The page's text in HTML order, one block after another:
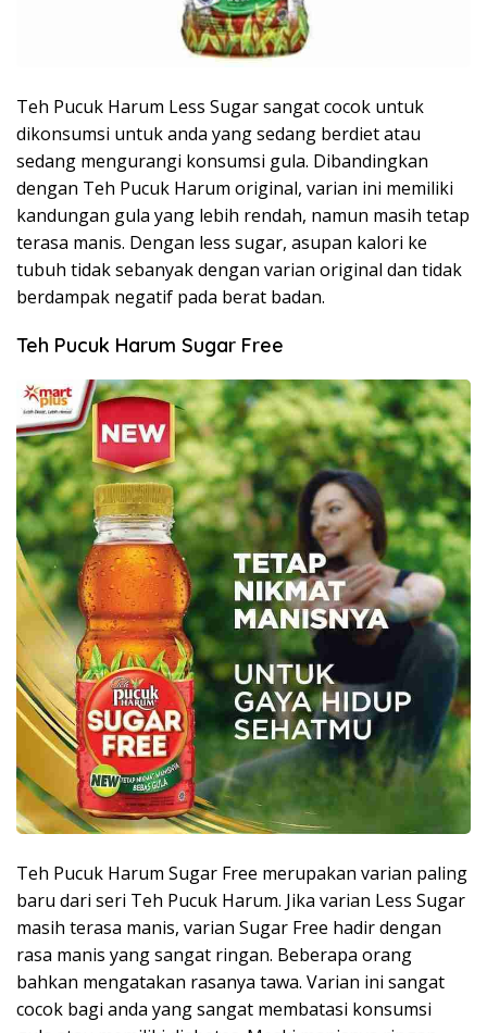
Teh Pucuk Harum Less Sugar sangat cocok untuk
dikonsumsi untuk anda yang sedang berdiet atau
sedang mengurangi konsumsi gula. Dibandingkan
dengan Teh Pucuk Harum original, varian ini memiliki
kandungan gula yang lebih rendah, namun masih tetap
terasa manis. Dengan less sugar, asupan kalori ke
tubuh tidak sebanyak dengan varian original dan tidak
berdampak negatif pada berat badan.
Teh Pucuk Harum Sugar Free
Teh Pucuk Harum Sugar Free merupakan varian paling
baru dari seri Teh Pucuk Harum. Jika varian Less Sugar
masih terasa manis, varian Sugar Free hadir dengan
rasa manis yang sangat ringan. Beberapa orang
bahkan mengatakan rasanya tawa. Varian ini sangat
cocok bagi anda yang sangat membatasi konsumsi